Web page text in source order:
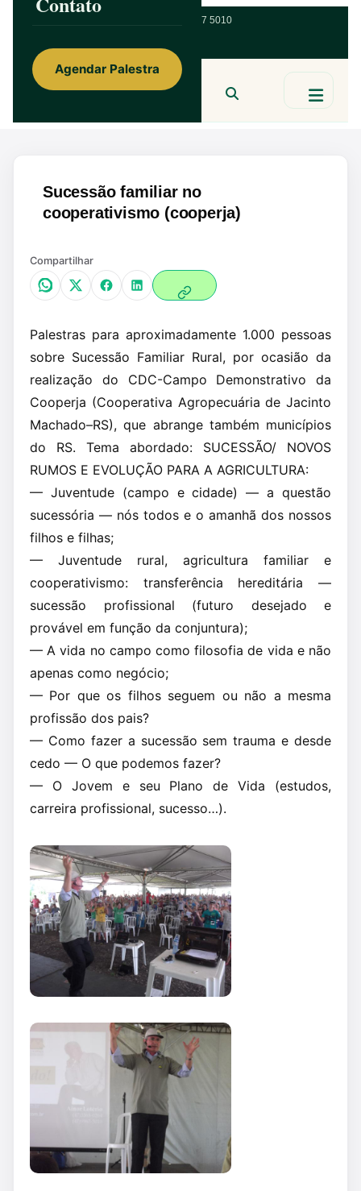
47 9 9967 5010
Ainor Lotério
Agendar Palestra
Sucessão familiar no
cooperativismo (cooperja)
Compartilhar
Palestras para aproximadamente 1.000 pessoas
sobre Sucessão Familiar Rural, por ocasião da
realização do CDC-Campo Demonstrativo da
Cooperja (Cooperativa Agropecuária de Jacinto
Machado–RS), que abrange também municípios
do RS. Tema abordado: SUCESSÃO/ NOVOS
RUMOS E EVOLUÇÃO PARA A AGRICULTURA:
— Juventude (campo e cidade) — a questão
sucessória — nós todos e o amanhã dos nossos
filhos e filhas;
— Juventude rural, agricultura familiar e
cooperativismo: transferência hereditária —
sucessão profissional (futuro desejado e
provável em função da conjuntura);
— A vida no campo como filosofia de vida e não
apenas como negócio;
— Por que os filhos seguem ou não a mesma
profissão dos pais?
— Como fazer a sucessão sem trauma e desde
cedo — O que podemos fazer?
— O Jovem e seu Plano de Vida (estudos,
carreira profissional, sucesso…).